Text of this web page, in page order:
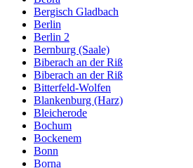
Bergisch Gladbach
Berlin
Berlin 2
Bernburg (Saale)
Biberach an der Riß
Biberach an der Riß
Bitterfeld-Wolfen
Blankenburg (Harz)
Bleicherode
Bochum
Bockenem
Bonn
Borna